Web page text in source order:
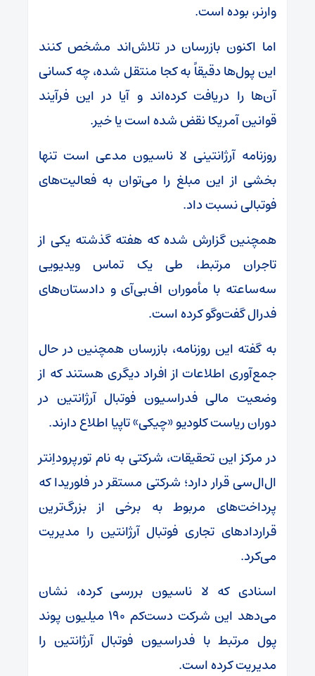
وارنر، بوده است.
اما اکنون بازرسان در تلاش‌اند مشخص کنند
این پول‌ها دقیقاً به کجا منتقل شده، چه کسانی
آن‌ها را دریافت کرده‌اند و آیا در این فرآیند
قوانین آمریکا نقض شده است یا خیر.
روزنامه آرژانتینی لا ناسیون مدعی است تنها
بخشی از این مبلغ را می‌توان به فعالیت‌های
فوتبالی نسبت داد.
همچنین گزارش شده که هفته گذشته یکی از
تاجران مرتبط، طی یک تماس ویدیویی
سه‌ساعته با مأموران اف‌بی‌آی و دادستان‌های
فدرال گفت‌وگو کرده است.
به گفته این روزنامه، بازرسان همچنین در حال
جمع‌آوری اطلاعات از افراد دیگری هستند که از
وضعیت مالی فدراسیون فوتبال آرژانتین در
دوران ریاست کلودیو «چیکی» تاپیا اطلاع دارند.
در مرکز این تحقیقات، شرکتی به نام تورپروداِنتر
ال‌ال‌سی قرار دارد؛ شرکتی مستقر در فلوریدا که
پرداخت‌های مربوط به برخی از بزرگ‌ترین
قراردادهای تجاری فوتبال آرژانتین را مدیریت
می‌کرد.
اسنادی که لا ناسیون بررسی کرده، نشان
می‌دهد این شرکت دست‌کم ۱۹۰ میلیون پوند
پول مرتبط با فدراسیون فوتبال آرژانتین را
مدیریت کرده است.